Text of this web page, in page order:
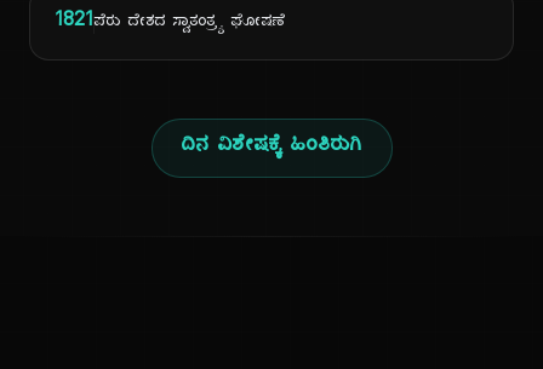
1821ಪೆರು ದೇಶದ ಸ್ವಾತಂತ್ರ್ಯ ಘೋಷಣೆ
ದಿನ ವಿಶೇಷಕ್ಕೆ ಹಿಂತಿರುಗಿ